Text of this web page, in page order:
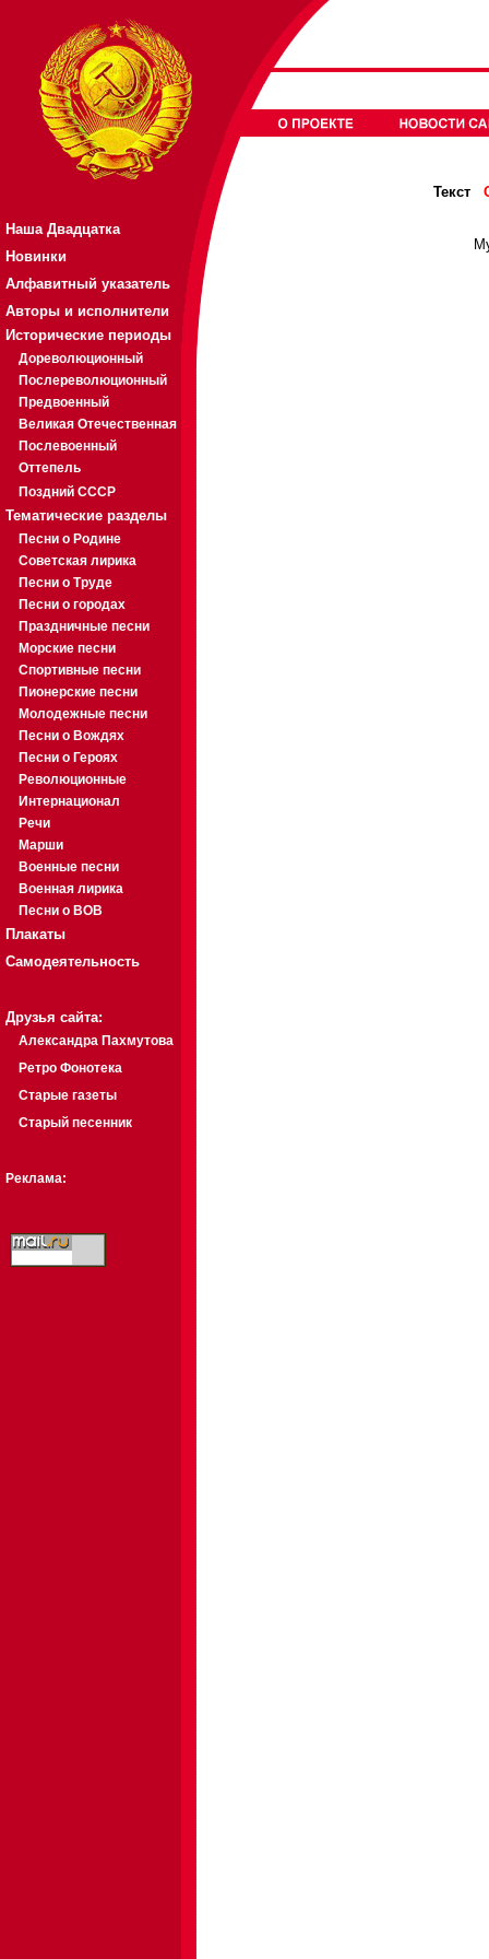
Наша Двадцатка
Новинки
Алфавитный указатель
Авторы и исполнители
Исторические периоды
Дореволюционный
Послереволюционный
Предвоенный
Великая Отечественная
Послевоенный
Оттепель
Поздний СССР
Тематические разделы
Песни о Родине
Советская лирика
Песни о Труде
Песни о городах
Праздничные песни
Морские песни
Спортивные песни
Пионерские песни
Молодежные песни
Песни о Вождях
Песни о Героях
Революционные
Интернационал
Речи
Марши
Военные песни
Военная лирика
Песни о ВОВ
Плакаты
Самодеятельность
Друзья сайта:
Александра Пахмутова
Ретро Фонотека
Старые газеты
Старый песенник
Реклама:
Текст